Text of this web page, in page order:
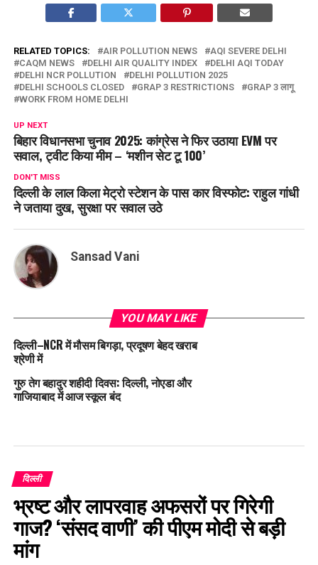
RELATED TOPICS: AIR POLLUTION NEWS
AQI SEVERE DELHI
CAQM NEWS
DELHI AIR QUALITY INDEX
DELHI AQI TODAY
DELHI NCR POLLUTION
DELHI POLLUTION 2025
DELHI SCHOOLS CLOSED
GRAP 3 RESTRICTIONS
GRAP 3 लागू
WORK FROM HOME DELHI
UP NEXT
बिहार विधानसभा चुनाव 2025: कांग्रेस ने फिर उठाया EVM पर
सवाल, ट्वीट किया मीम – ‘मशीन सेट टू 100’
DON'T MISS
दिल्ली के लाल किला मेट्रो स्टेशन के पास कार विस्फोट: राहुल गांधी
ने जताया दुख, सुरक्षा पर सवाल उठे
Sansad Vani
YOU MAY LIKE
दिल्ली–NCR में मौसम बिगड़ा, प्रदूषण बेहद खराब
श्रेणी में
गुरु तेग बहादुर शहीदी दिवस: दिल्ली, नोएडा और
गाजियाबाद में आज स्कूल बंद
दिल्ली
भ्रष्ट और लापरवाह अफसरों पर गिरेगी
गाज? ‘संसद वाणी’ की पीएम मोदी से बड़ी
मांग